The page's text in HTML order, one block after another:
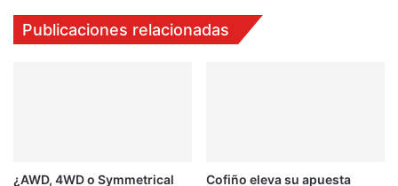
Publicaciones relacionadas
¿AWD, 4WD o Symmetrical
Cofiño eleva su apuesta